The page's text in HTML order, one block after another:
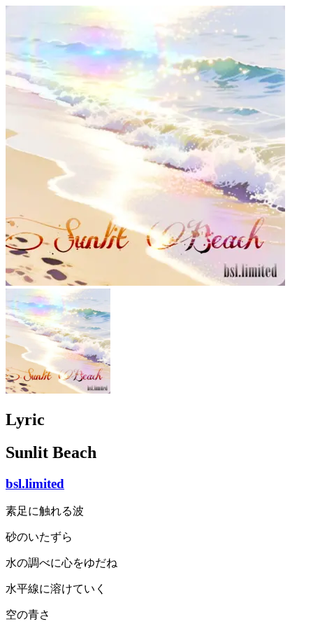
Lyric
Sunlit Beach
bsl.limited
素足に触れる波
砂のいたずら
水の調べに心をゆだね
水平線に溶けていく
空の青さ